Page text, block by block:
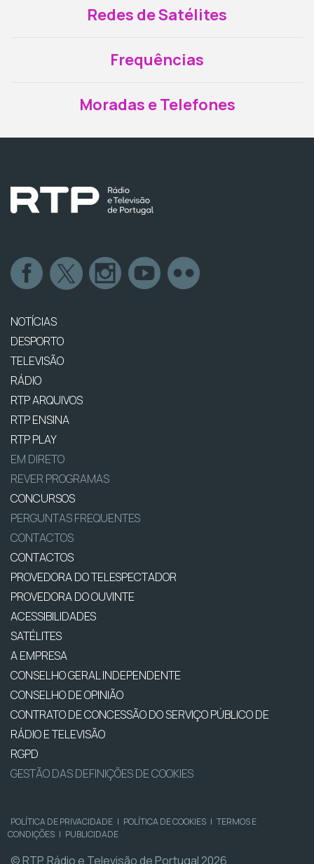
Redes de Satélites
Frequências
Moradas e Telefones
NOTÍCIAS
DESPORTO
TELEVISÃO
RÁDIO
RTP ARQUIVOS
RTP ENSINA
RTP PLAY
EM DIRETO
REVER PROGRAMAS
CONCURSOS
PERGUNTAS FREQUENTES
CONTACTOS
CONTACTOS
PROVEDORA DO TELESPECTADOR
PROVEDORA DO OUVINTE
ACESSIBILIDADES
SATÉLITES
A EMPRESA
CONSELHO GERAL INDEPENDENTE
CONSELHO DE OPINIÃO
CONTRATO DE CONCESSÃO DO SERVIÇO PÚBLICO DE
RÁDIO E TELEVISÃO
RGPD
GESTÃO DAS DEFINIÇÕES DE COOKIES
POLÍTICA DE PRIVACIDADE | POLÍTICA DE COOKIES | TERMOS E
CONDIÇÕES | PUBLICIDADE
© RTP, Rádio e Televisão de Portugal 2026